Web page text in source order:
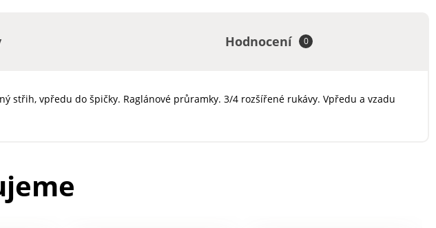
Hodnocení 0
vpředu do špičky. Raglánové průramky. 3/4 rozšířené rukávy. Vpředu a vzadu